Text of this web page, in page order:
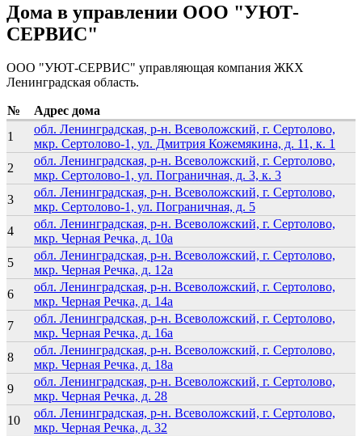
Дома в управлении ООО "УЮТ-
СЕРВИС"
ООО "УЮТ-СЕРВИС" управляющая компания ЖКХ
Ленинградская область.
№
Адрес дома
1
обл. Ленинградская, р-н. Всеволожский, г. Сертолово,
мкр. Сертолово-1, ул. Дмитрия Кожемякина, д. 11, к. 1
2
обл. Ленинградская, р-н. Всеволожский, г. Сертолово,
мкр. Сертолово-1, ул. Пограничная, д. 3, к. 3
3
обл. Ленинградская, р-н. Всеволожский, г. Сертолово,
мкр. Сертолово-1, ул. Пограничная, д. 5
4
обл. Ленинградская, р-н. Всеволожский, г. Сертолово,
мкр. Черная Речка, д. 10а
5
обл. Ленинградская, р-н. Всеволожский, г. Сертолово,
мкр. Черная Речка, д. 12а
6
обл. Ленинградская, р-н. Всеволожский, г. Сертолово,
мкр. Черная Речка, д. 14а
7
обл. Ленинградская, р-н. Всеволожский, г. Сертолово,
мкр. Черная Речка, д. 16а
8
обл. Ленинградская, р-н. Всеволожский, г. Сертолово,
мкр. Черная Речка, д. 18а
9
обл. Ленинградская, р-н. Всеволожский, г. Сертолово,
мкр. Черная Речка, д. 28
10
обл. Ленинградская, р-н. Всеволожский, г. Сертолово,
мкр. Черная Речка, д. 32